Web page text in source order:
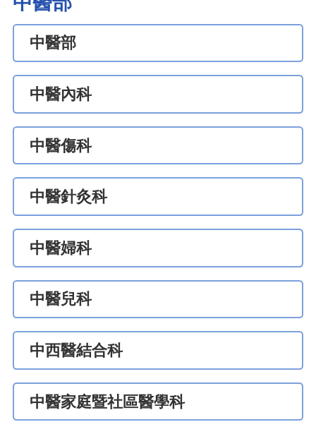
中醫部
中醫內科
中醫傷科
中醫針灸科
中醫婦科
中醫兒科
中西醫結合科
中醫家庭暨社區醫學科